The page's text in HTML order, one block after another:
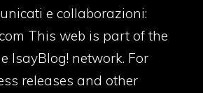
e collaborazioni:
This web is part of the
IsayBlog! network. For
releases and other